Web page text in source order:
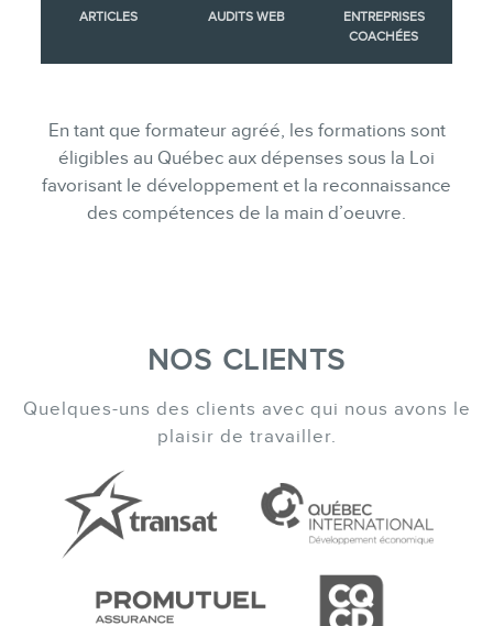
ARTICLES AUDITS WEB
ENTREPRISES
COACHÉES
En tant que formateur agréé, les formations sont
éligibles au Québec aux dépenses sous la Loi
favorisant le développement et la reconnaissance
des compétences de la main d’oeuvre.
NOS CLIENTS
Quelques-uns des clients avec qui nous avons le
plaisir de travailler.